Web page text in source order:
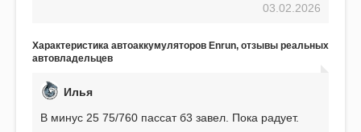
использования не было ни единой поломки,
EFB 75. Судя по характеристикам, он даже
превосходит предыдущую модель.
03.02.2026
Характеристика автоаккумуляторов Enrun, отзывы реальных
автовладельцев
Илья
В минус 25 75/760 пассат б3 завел. Пока радует.